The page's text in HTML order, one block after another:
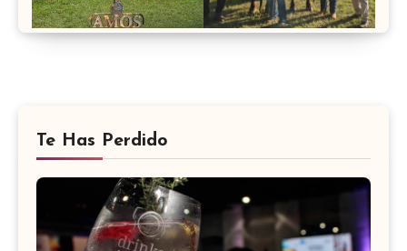
Te Has Perdido